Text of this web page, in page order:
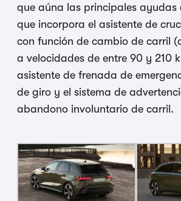
que aúna las principales ayudas
que incorpora el asistente de
con función de cambio de carril
a velocidades de entre 90 y 210
asistente de frenada de
de giro y el sistema de
abandono involuntario de carril.